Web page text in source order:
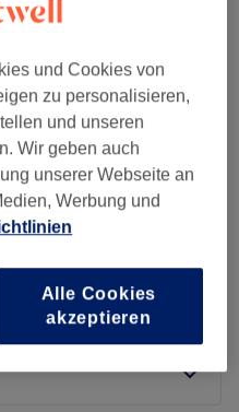
anzeigen
und Cookies von
zu personalisieren,
und unseren
Wir geben auch
unserer Webseite an
Werbung und
Alle Cookies
akzeptieren